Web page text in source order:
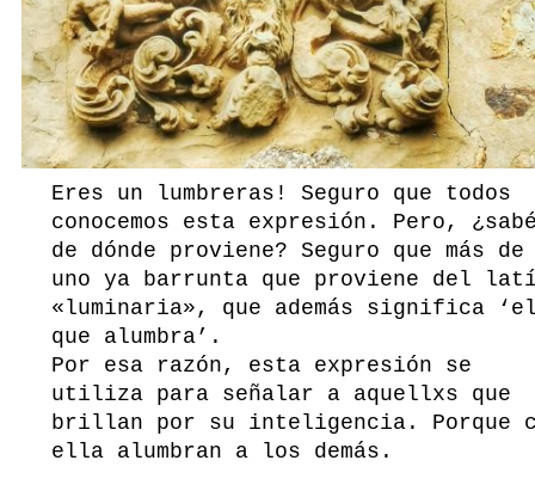
Eres un lumbreras! Seguro que todos
conocemos esta expresión. Pero,
de dónde proviene? Seguro que más de
uno ya barrunta que proviene del
«luminaria», que además significa
que alumbra’.
Por esa razón, esta expresión se
utiliza para señalar a aquellxs que
brillan por su inteligencia. Porque
ella alumbran a los demás.